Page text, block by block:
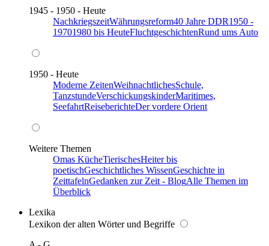
1945 - 1950 - Heute
NachkriegszeitWährungsreform40 Jahre DDR1950 -
19701980 bis HeuteFluchtgeschichtenRund ums Auto
1950 - Heute
Moderne ZeitenWeihnachtlichesSchule,
TanzstundeVerschickungskinderMaritimes,
SeefahrtReiseberichteDer vordere Orient
Weitere Themen
Omas KücheTierischesHeiter bis
poetischGeschichtliches WissenGeschichte in
ZeittafelnGedanken zur Zeit - BlogAlle Themen im
Überblick
Lexika
Lexikon der alten Wörter und Begriffe